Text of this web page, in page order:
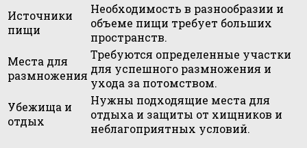
Источники
пищи
Необходимость в разнообразии и
объеме пищи требует больших
пространств.
Места для
размножения
Требуются определенные участки
для успешного размножения и
ухода за потомством.
Убежища и
отдых
Нужны подходящие места для
отдыха и защиты от хищников и
неблагоприятных условий.